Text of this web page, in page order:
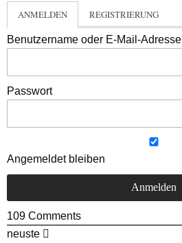
ANMELDEN REGISTRIERUNG
Benutzername oder E-Mail-Adresse
Passwort
Angemeldet bleiben
109 Comments
neuste